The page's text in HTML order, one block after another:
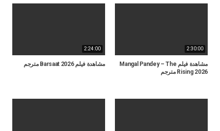
2:30:00
مشاهدة فيلم Mangal Pandey – The
Rising 2026 مترجم
2:24:00
مشاهدة فيلم Barsaat 2026 مترجم